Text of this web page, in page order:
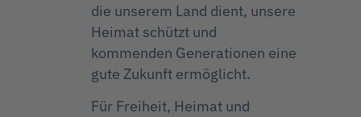
die unserem Land dient, unsere
Heimat schützt und
kommenden Generationen eine
gute Zukunft ermöglicht.
Für Freiheit, Heimat und